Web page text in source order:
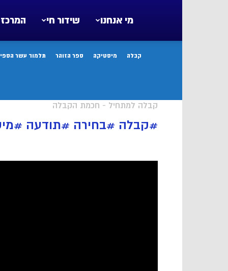
המרכז שידור חי מי אנחנו
קבלה מיסטיקה ספר הזוהר תלמוד עשר
קבלה למתחיל - חכמת הקבלה
#קבלה #בחירה #תודעה